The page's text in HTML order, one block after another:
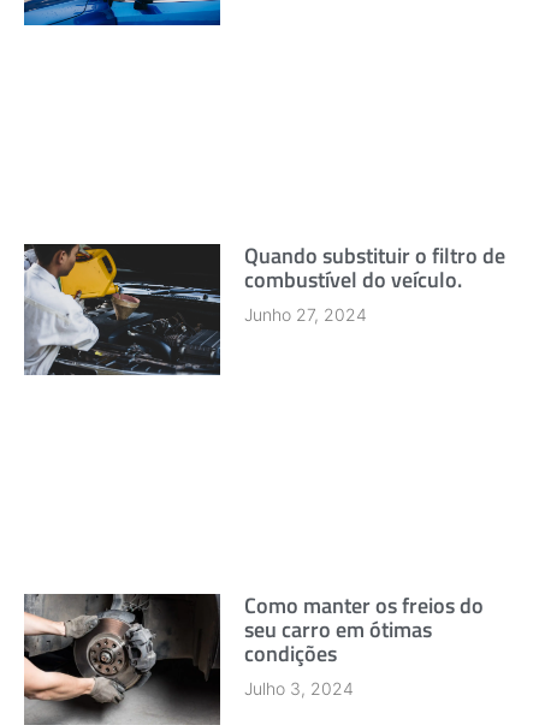
Quando substituir o filtro de
combustível do veículo.
Junho 27, 2024
Como manter os freios do
seu carro em ótimas
condições
Julho 3, 2024